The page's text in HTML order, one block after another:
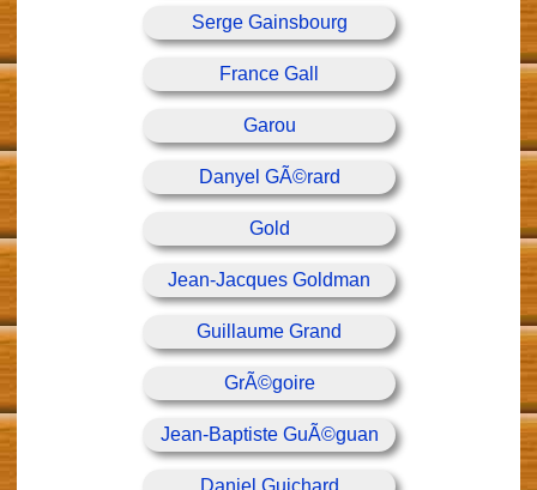
Serge Gainsbourg
France Gall
Garou
Danyel GÃ©rard
Gold
Jean-Jacques Goldman
Guillaume Grand
GrÃ©goire
Jean-Baptiste GuÃ©guan